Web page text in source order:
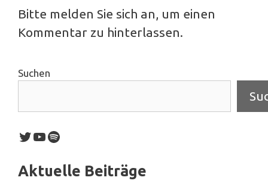
Bitte melden Sie sich an, um einen
Kommentar zu hinterlassen.
Suchen
Twitter
YouTube
Spotify
Aktuelle Beiträge